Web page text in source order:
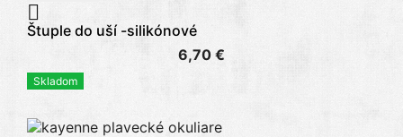

Štuple do uší -silikónové
6,70 €
Skladom